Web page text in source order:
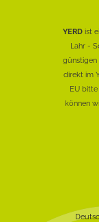
YERD ist
Lahr -
günstigen
direkt im
EU
können